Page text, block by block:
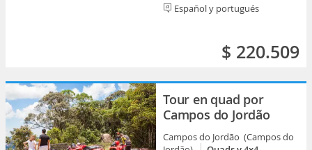
Español y portugués
$ 220.509
Tour en quad por
Campos do Jordão
Campos do Jordão (Campos do